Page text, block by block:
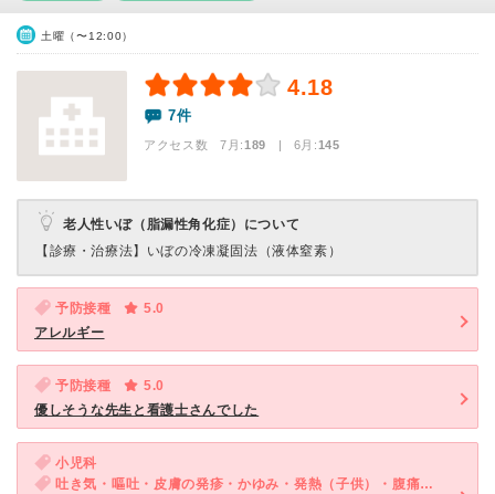
土曜（〜12:00）
4.18
7件
アクセス数 7月:189 | 6月:145
老人性いぼ（脂漏性角化症）について
【診療・治療法】 いぼの冷凍凝固法（液体窒素）
予防接種
5.0
アレルギー
予防接種
5.0
優しそうな先生と看護士さんでした
小児科
吐き気・嘔吐・皮膚の発疹・かゆみ・発熱（子供）・腹痛・吐き気・嘔吐（子供）・発疹（子供）・咳・呼吸困難（子供）・下痢（子供）